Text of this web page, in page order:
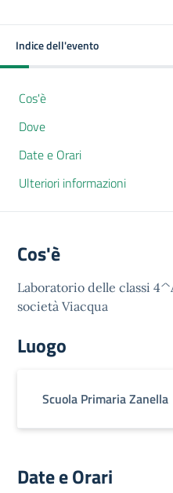
Indice dell'evento
Cos'è
Dove
Date e Orari
Ulteriori informazioni
Cos'è
Laboratorio delle classi
società Viacqua
Luogo
Scuola Primaria Zanella
Date e Orari